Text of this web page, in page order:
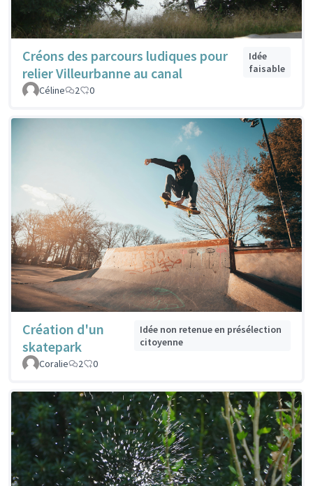
Créons des parcours ludiques pour
relier Villeurbanne au canal
Idée
faisable
Céline
2 0
Création d'un
skatepark
Idée non retenue en présélection
citoyenne
Coralie
2 0